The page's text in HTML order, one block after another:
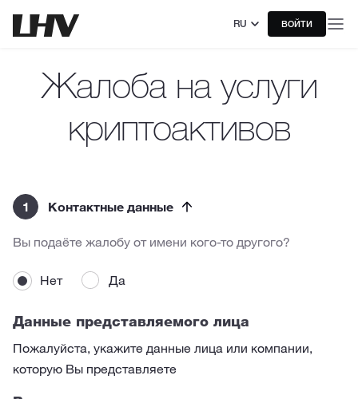
RU ВОЙТИ
Жалоба на услуги
криптоактивов
Контактные данные
1
Вы подаёте жалобу от имени кого-то другого?
Нет Да
Данные представляемого лица
Пожалуйста, укажите данные лица или компании,
которую Вы представляете